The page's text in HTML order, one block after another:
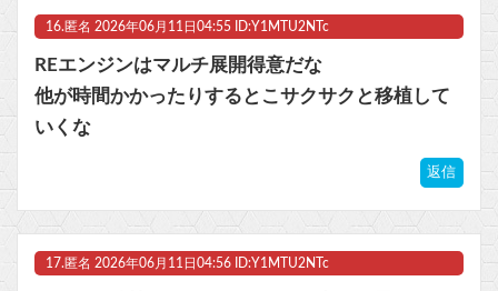
16. 匿名 2026年06月11日04:55 ID:Y1MTU2NTc
REエンジンはマルチ展開得意だな
他が時間かかったりするとこサクサクと移植して
いくな
返信
17. 匿名 2026年06月11日04:56 ID:Y1MTU2NTc